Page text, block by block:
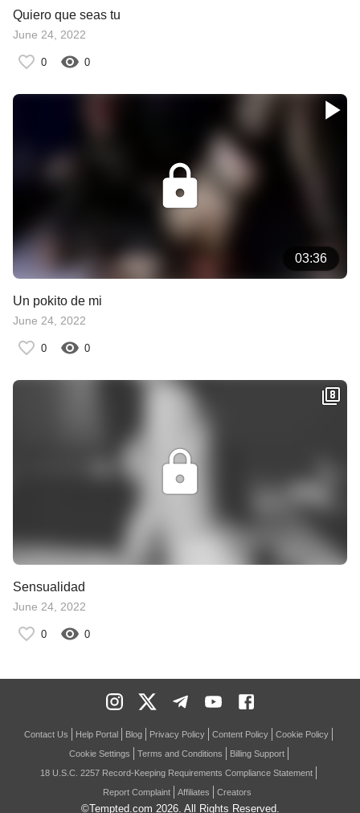
Quiero que seas tu
June 24, 2022
0 0
03:36
Un pokito de mi
June 24, 2022
0 0
Sensualidad
June 24, 2022
0 0
Contact Us Help Portal Blog Privacy Policy Content Policy
Cookie Policy
Cookie Settings
Terms and Conditions
Billing Support
18 U.S.C. 2257 Record-Keeping Requirements Compliance Statement
Report Complaint
Affiliates Creators
©Tempted.com 2026. All Rights Reserved.